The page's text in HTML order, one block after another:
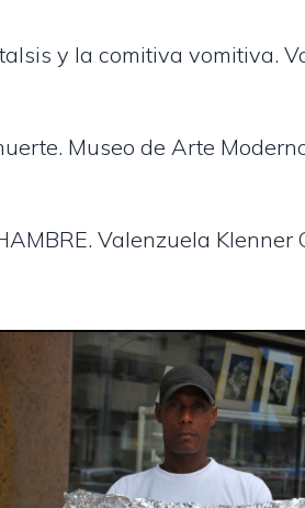
y la comitiva vomitiva.
Museo de Arte